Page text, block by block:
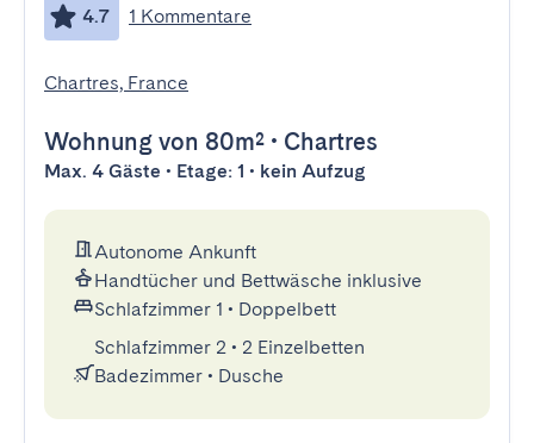
4.7 1 Kommentare
Chartres, France
Wohnung von 80m² • Chartres
Max. 4 Gäste • Etage: 1 • kein Aufzug
Autonome Ankunft
Handtücher und Bettwäsche inklusive
Schlafzimmer 1 • Doppelbett
Schlafzimmer 2 • 2 Einzelbetten
Badezimmer • Dusche